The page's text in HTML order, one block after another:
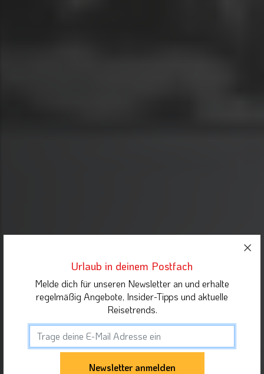
Urlaub in deinem Postfach
Melde dich für unseren Newsletter an und erhalte
regelmäßig Angebote, Insider-Tipps und aktuelle
Reisetrends.